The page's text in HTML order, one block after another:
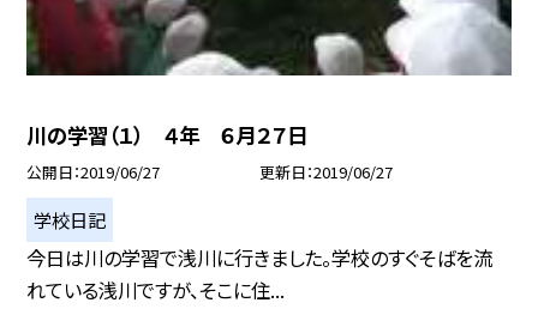
川の学習（１） ４年 ６月２７日
公開日 2019/06/27 更新日 2019/06/27
学校日記
今日は川の学習で浅川に行きました。学校のすぐそばを流
れている浅川ですが、そこに住...